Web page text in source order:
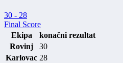
30 - 28
Final Score
Ekipa
konačni rezultat
Rovinj
30
Karlovac 28